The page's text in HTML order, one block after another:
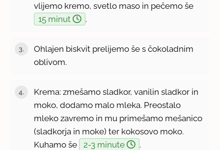
vlijemo kremo, svetlo maso in pečemo še
15 minut
.
Ohlajen biskvit prelijemo še s čokoladnim
oblivom.
Krema: zmešamo sladkor, vanilin sladkor in
moko, dodamo malo mleka. Preostalo
mleko zavremo in mu primešamo mešanico
(sladkorja in moke) ter kokosovo moko.
Kuhamo še
2-3 minute .